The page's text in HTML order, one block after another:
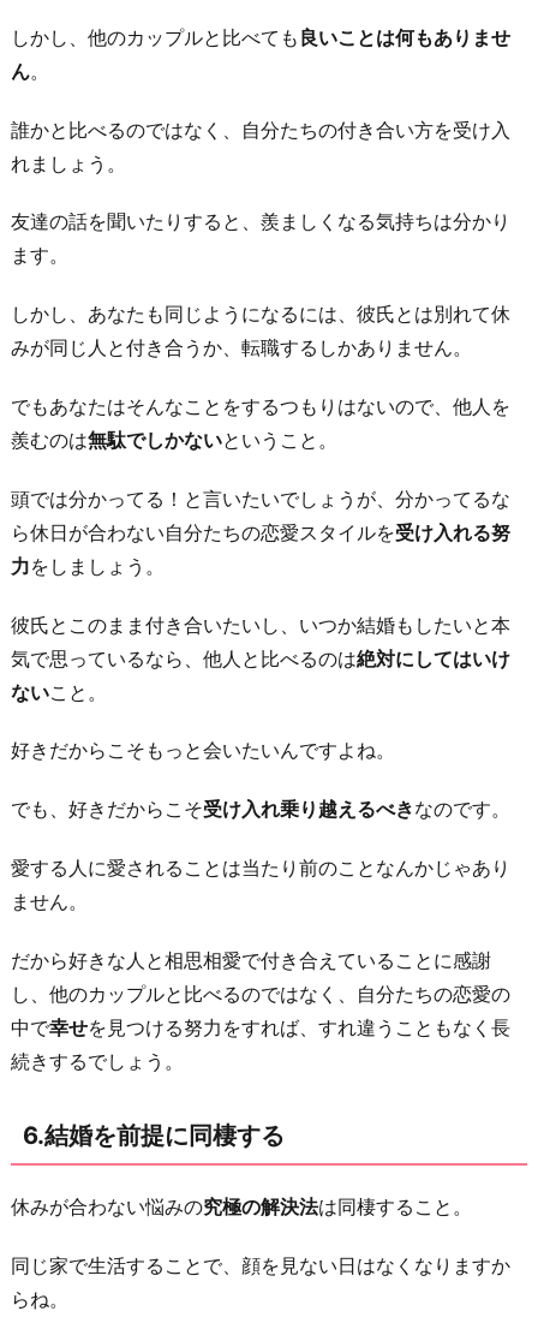
しかし、他のカップルと比べても 良いことは何もありませ
ん。
誰かと比べるのではなく、自分たちの付き合い方を受け入
れましょう。
友達の話を聞いたりすると、羨ましくなる気持ちは分かり
ます。
しかし、あなたも同じようになるには、彼氏とは別れて休
みが同じ人と付き合うか、転職するしかありません。
でもあなたはそんなことをするつもりはないので、他人を
羨むのは無駄でしかないということ。
頭では分かってる！と言いたいでしょうが、分かってるな
ら休日が合わない自分たちの恋愛スタイルを受け入れる努
力をしましょう。
彼氏とこのまま付き合いたいし、いつか結婚もしたいと本
気で思っているなら、他人と比べるのは絶対にしてはいけ
ないこと。
好きだからこそもっと会いたいんですよね。
でも、好きだからこそ受け入れ乗り越えるべきなのです。
愛する人に愛されることは当たり前のことなんかじゃあり
ません。
だから好きな人と相思相愛で付き合えていることに感謝
し、他のカップルと比べるのではなく、自分たちの恋愛の
中で幸せを見つける努力をすれば、すれ違うこともなく長
続きするでしょう。
6.結婚を前提に同棲する
休みが合わない悩みの究極の解決法は同棲すること。
同じ家で生活することで、顔を見ない日はなくなりますか
らね。